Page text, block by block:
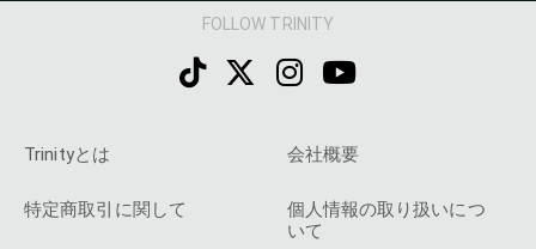
FOLLOW TRINITY
Trinityとは 会社概要
特定商取引に関して
個人情報の取り扱いにつ
いて